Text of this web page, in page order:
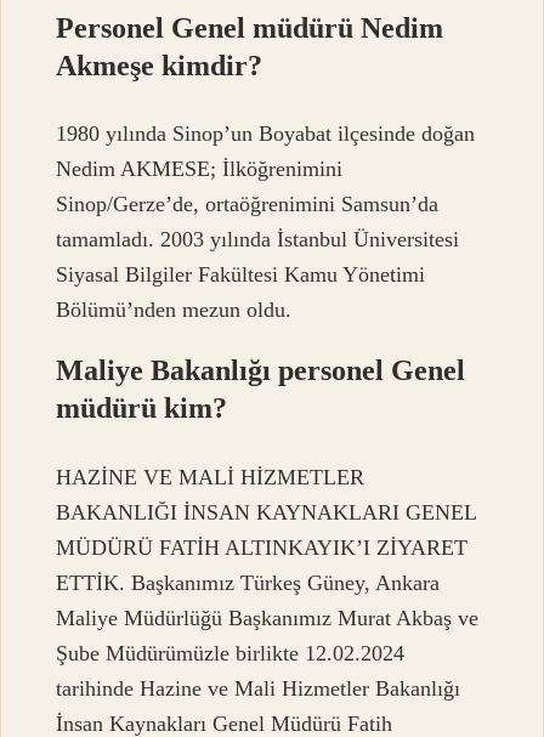
Personel Genel müdürü Nedim
Akmeşe kimdir?
1980 yılında Sinop’un Boyabat ilçesinde doğan
Nedim AKMESE; İlköğrenimini
Sinop/Gerze’de, ortaöğrenimini Samsun’da
tamamladı. 2003 yılında İstanbul Üniversitesi
Siyasal Bilgiler Fakültesi Kamu Yönetimi
Bölümü’nden mezun oldu.
Maliye Bakanlığı personel Genel
müdürü kim?
HAZİNE VE MALİ HİZMETLER
BAKANLIĞI İNSAN KAYNAKLARI GENEL
MÜDÜRÜ FATİH ALTINKAYIK’I ZİYARET
ETTİK. Başkanımız Türkeş Güney, Ankara
Maliye Müdürlüğü Başkanımız Murat Akbaş ve
Şube Müdürümüzle birlikte 12.02.2024
tarihinde Hazine ve Mali Hizmetler Bakanlığı
İnsan Kaynakları Genel Müdürü Fatih